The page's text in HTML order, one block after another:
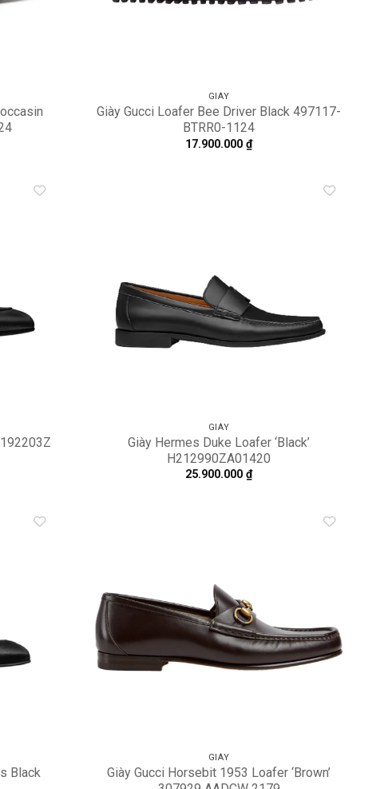
GIÀY
Giày Gucci Loafer Bee Driver Black 497117-
BTRR0-1124
17.900.000₫
GIÀY
Giày Hermes Duke Loafer ‘Black’
H212990ZA01420
25.900.000₫
Black
GIÀY
Giày Gucci Horsebit 1953 Loafer ‘Brown’